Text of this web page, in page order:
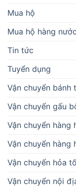
Mua hộ
Mua hộ hàng
Tin tức
Tuyển dụng
Vận chuyển
Vận chuyển gấu
Vận chuyển hàng
Vận chuyển hàng
Vận chuyển hỏa
Vận chuyển nội